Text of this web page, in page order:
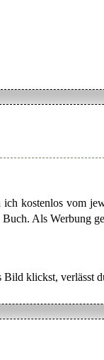
kostenlos vom
Als Werbung
klickst, verlässt